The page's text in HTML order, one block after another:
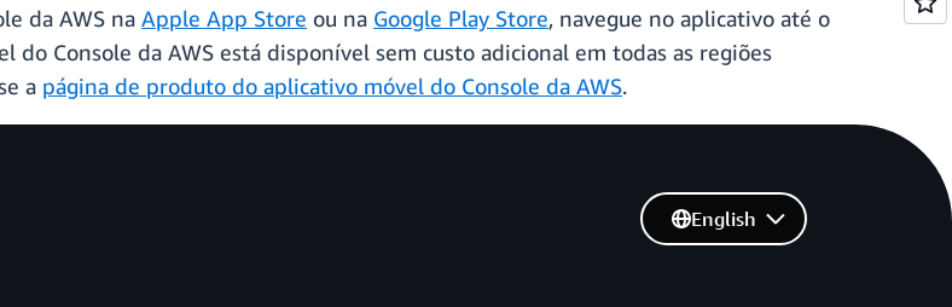
da AWS na Apple App Store ou na Google Play Store, navegue no aplicativo até o
do Console da AWS está disponível sem custo adicional em todas as regiões
a página de produto do aplicativo móvel do Console da AWS.
English